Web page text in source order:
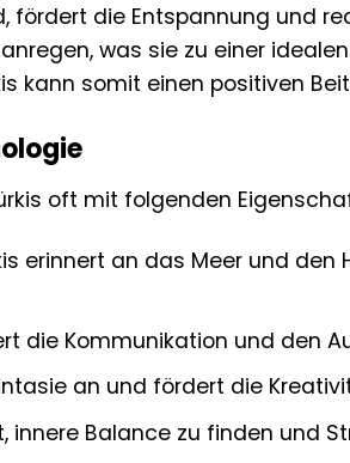
fördert die Entspannung und
was sie zu einer
kann somit einen positiven
oft mit folgenden
erinnert an das Meer und
die Kommunikation und den
an und fördert die
innere Balance zu finden und